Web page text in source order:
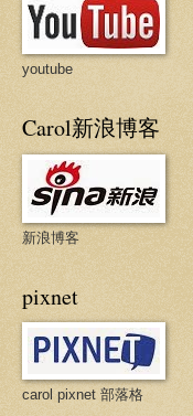
youtube
Carol新浪博客
新浪博客
pixnet
carol pixnet 部落格